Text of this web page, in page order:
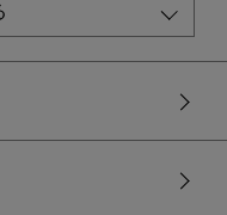
用いただけます。
を使用し、緯糸には耐